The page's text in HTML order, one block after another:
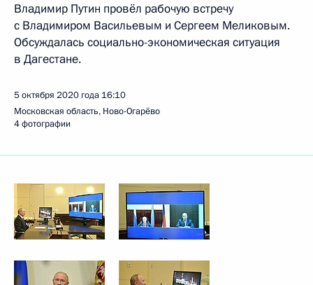
Владимир Путин провёл рабочую встречу
с Владимиром Васильевым и Сергеем Меликовым.
Обсуждалась социально-экономическая ситуация
в Дагестане.
5 октября 2020 года 16:10
Московская область, Ново-Огарёво
4 фотографии